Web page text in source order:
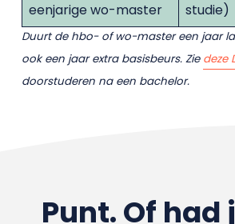
eenjarige wo-master studie)
Duurt de hbo- of wo-master een jaar
ook een jaar extra basisbeurs. Zie deze
doorstuderen na een bachelor.
Punt. Of had